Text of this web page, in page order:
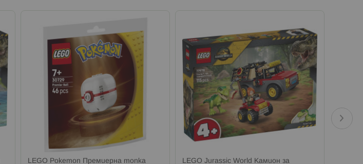
LEGO Pokemon Премиерна топка
LEGO Jurassic World Камион за